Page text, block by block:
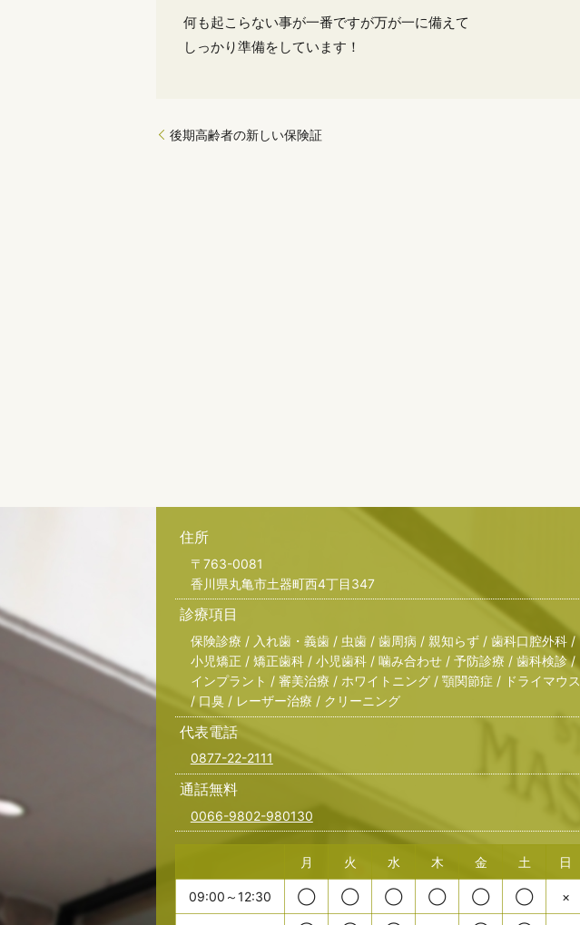
何も起こらない事が一番ですが万が一に備えて
しっかり準備をしています！
後期高齢者の新しい保険証
住所
〒763-0081
香川県丸亀市土器町西4丁目347
診療項目
保険診療 / 入れ歯・義歯 / 虫歯 / 歯周病 / 親知らず / 歯科口腔外科 /
小児矯正 / 矯正歯科 / 小児歯科 / 噛み合わせ / 予防診療 / 歯科検診 /
インプラント / 審美治療 / ホワイトニング / 顎関節症 / ドライマウス
/ 口臭 / レーザー治療 / クリーニング
代表電話
0877-22-2111
通話無料
0066-9802-980130
月 火 水 木 金 土 日
09:00～12:30 ◯ ◯ ◯ ◯ ◯ ◯ ×